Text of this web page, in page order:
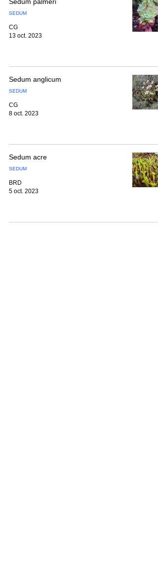
SEDUM
CG
13 oct. 2023
Sedum anglicum
SEDUM
CG
8 oct. 2023
Sedum acre
SEDUM
BRD
5 oct. 2023